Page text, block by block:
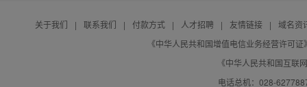
关于我们 | 联系我们 | 付款方式 | 人才招聘 | 友情链接 |
域名资
《中华人民共和国增值电信业务经营许可
《中华人民共和国互联
电话总机：028-